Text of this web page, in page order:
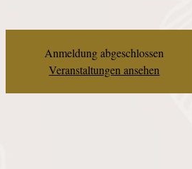
Anmeldung abgeschlossen
Veranstaltungen ansehen